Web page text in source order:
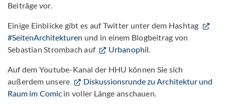
Beiträge vor.
Einige Einblicke gibt es auf Twitter unter dem Hashtag
#SeitenArchitekturen und in einem Blogbeitrag von
Sebastian Strombach auf
Urbanophil.
Auf dem Youtube-Kanal der HHU können Sie sich
außerdem unsere
Diskussionsrunde zu Architektur und
Raum im Comicin voller Länge anschauen.